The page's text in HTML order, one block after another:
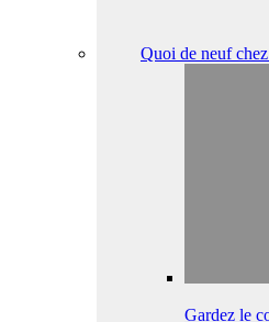
Quoi de neuf
Gardez le